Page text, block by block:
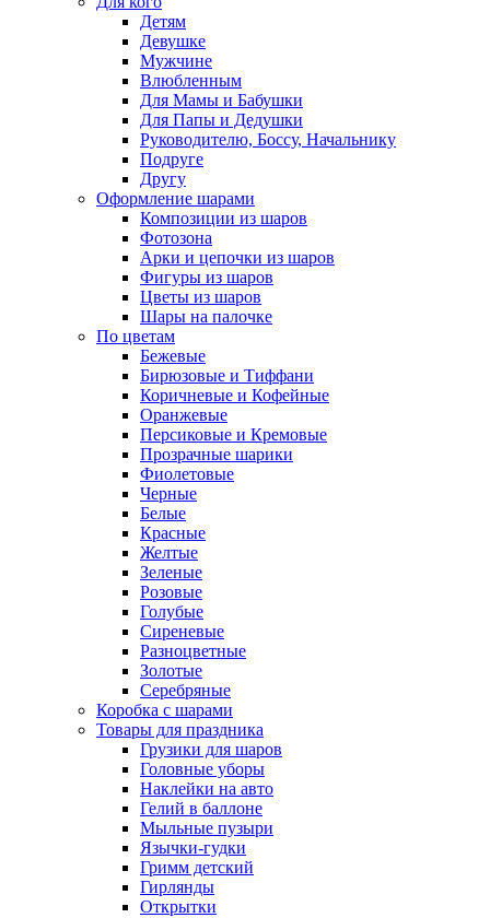
Детям
Девушке
Мужчине
Влюбленным
Для Мамы и Бабушки
Для Папы и Дедушки
Руководителю, Боссу, Начальнику
Подруге
Другу
Оформление шарами
Композиции из шаров
Фотозона
Арки и цепочки из шаров
Фигуры из шаров
Цветы из шаров
Шары на палочке
По цветам
Бежевые
Бирюзовые и Тиффани
Коричневые и Кофейные
Оранжевые
Персиковые и Кремовые
Прозрачные шарики
Фиолетовые
Черные
Белые
Красные
Желтые
Зеленые
Розовые
Голубые
Сиреневые
Разноцветные
Золотые
Серебряные
Коробка с шарами
Товары для праздника
Грузики для шаров
Головные уборы
Наклейки на авто
Гелий в баллоне
Мыльные пузыри
Язычки-гудки
Гримм детский
Гирлянды
Открытки